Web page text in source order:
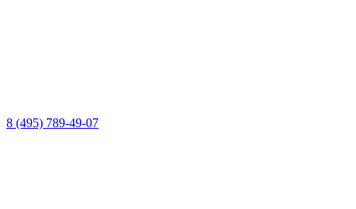
8 (495) 789-49-07